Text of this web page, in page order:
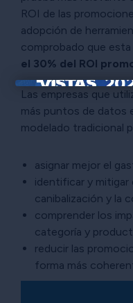
ROI de las
adopción de
comprobado que
el 30% del ROI
Las empresas que
más puntos de datos
modelado tradicional
asignar mejor el
identificar y
canibalización y la
comprender los
categoría y
reducir las
forma más